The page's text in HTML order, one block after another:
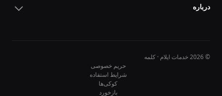
درباره
© 2026 خدمات ایلام · کلمه
حریم خصوصی
شرایط استفاده
کوکی‌ها
بازخورد
10